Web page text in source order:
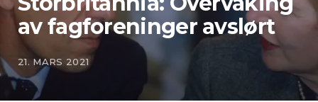
av fagforeninger avslørt
21. MARS 2021